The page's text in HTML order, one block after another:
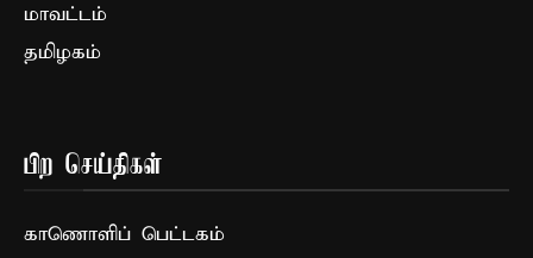
மாவட்டம்
தமிழகம்
பிற செய்திகள்
காணொளிப் பெட்டகம்